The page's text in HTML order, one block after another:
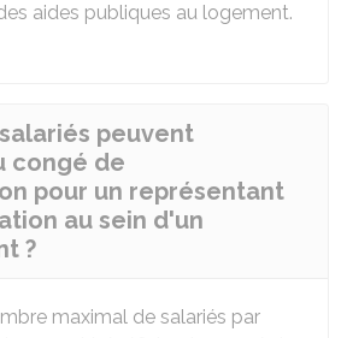
aides publiques au logement.
peuvent
congé de
pour un représentant
au sein d'un
?
maximal de salariés par